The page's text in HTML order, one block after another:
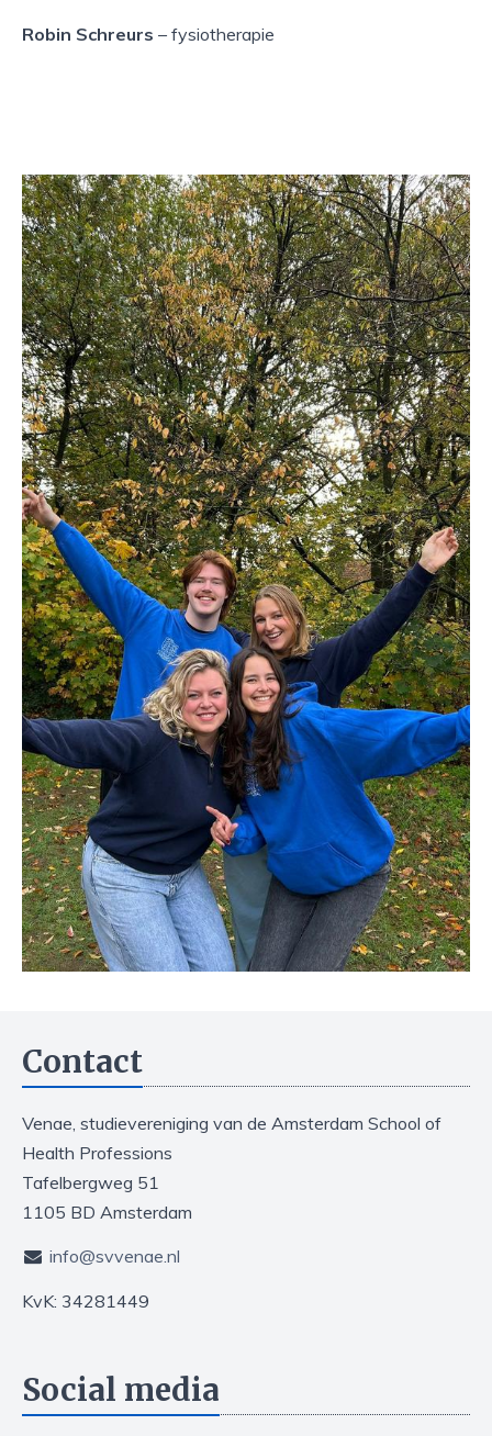
Robin Schreurs – fysiotherapie
Contact
Venae, studievereniging van de Amsterdam School of
Health Professions
Tafelbergweg 51
1105 BD Amsterdam
info@svvenae.nl
KvK: 34281449
Social media